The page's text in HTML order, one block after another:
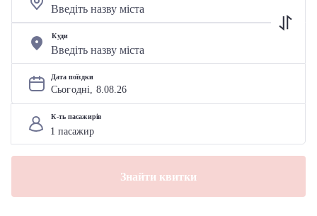
Куди
Дата поїздки
Сьогодні, 8.08.26
К-ть пасажирів
Знайти квитки